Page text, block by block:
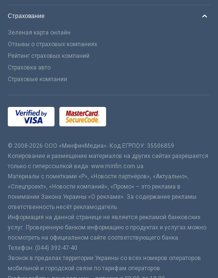
Страхование
Зеленая карта онлайн
Отзывы о страховых компаниях
Рейтинг страховых компаний
Страховка авто
Страховые компании
© 2008-2026 ООО «МинфинМедиа». Код ЕГРПОУ: 35506859
Копирование и размещение материалов на других сайтах разрешается
только с гиперссылкой вида: www.minfin.com.ua
Материалы с пометками «Р», «Новости партнёров», «Актуально»,
«Спецпроект», «Новости компаний», «Промо» – это реклама в
понимании Закона Украины «О рекламе». За содержание рекламы
ответственность несёт рекламодатель.
Информация на данной странице не является рекламой банковских
услуг. Проверенную банком информацию о продуктах и услугах можно
посмотреть на официальном сайте соответствующего банка.
Телефон: (044) 392-47-40
Звонок в пределах территории Украины со всех номеров операторов
мобильной и городской связи по тарифам операторов